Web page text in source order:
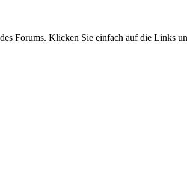
Forums. Klicken Sie einfach auf die Links